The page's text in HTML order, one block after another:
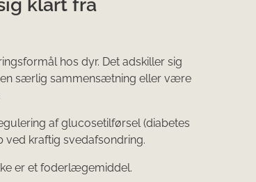
hos dyr. Det adskiller sig
en særlig sammensætning eller være
af glucosetilførsel (diabetes
ved kraftig svedafsondring.
er et foderlægemiddel.